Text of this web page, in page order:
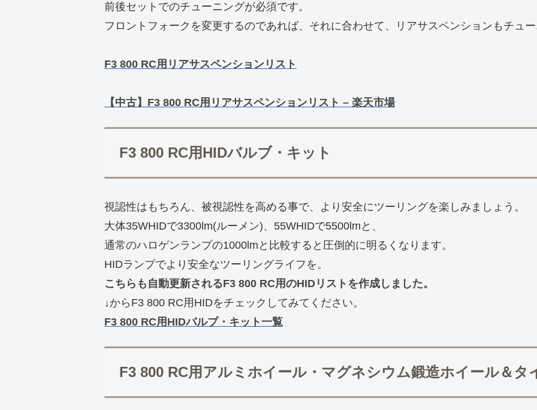
前後セットでのチューニングが必須です。
フロントフォークを変更するのであれば、それに合わせて、リアサスペンションもチュ
F3 800 RC用リアサスペンションリスト
【中古】F3 800 RC用リアサスペンションリスト – 楽天市場
F3 800 RC用HIDバルブ・キット
視認性はもちろん、被視認性を高める事で、より安全にツーリングを楽しみましょう。
大体35WHIDで3300lm(ルーメン)、55WHIDで5500lmと、
通常のハロゲンランプの1000lmと比較すると圧倒的に明るくなります。
HIDランプでより安全なツーリングライフを。
こちらも自動更新されるF3 800 RC用のHIDリストを作成しました。
↓からF3 800 RC用HIDをチェックしてみてください。
F3 800 RC用HIDバルブ・キット一覧
F3 800 RC用アルミホイール・マグネシウム鍛造ホイール＆タ